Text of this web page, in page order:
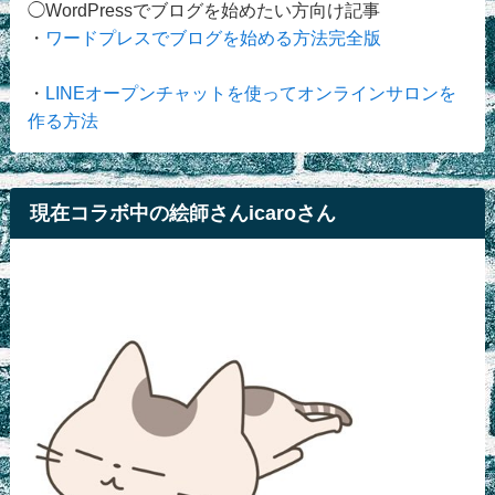
◯WordPressでブログを始めたい方向け記事
・ ワードプレスでブログを始める方法完全版
・ LINEオープンチャットを使ってオンラインサロンを
作る方法
現在コラボ中の絵師さんicaroさん